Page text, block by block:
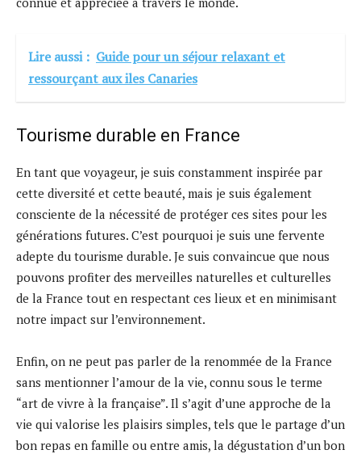
Lire aussi : Guide pour un séjour relaxant et
ressourçant aux iles Canaries
Tourisme durable en France
En tant que voyageur, je suis constamment inspirée par
cette diversité et cette beauté, mais je suis également
consciente de la nécessité de protéger ces sites pour les
générations futures. C’est pourquoi je suis une fervente
adepte du tourisme durable. Je suis convaincue que nous
pouvons profiter des merveilles naturelles et culturelles
de la France tout en respectant ces lieux et en minimisant
notre impact sur l’environnement.
Enfin, on ne peut pas parler de la renommée de la France
sans mentionner l’amour de la vie, connu sous le terme
“art de vivre à la française”. Il s’agit d’une approche de la
vie qui valorise les plaisirs simples, tels que le partage d’un
bon repas en famille ou entre amis, la dégustation d’un bon